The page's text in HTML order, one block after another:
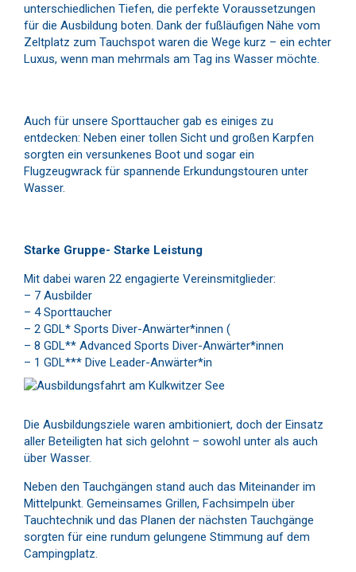
unterschiedlichen Tiefen, die perfekte Voraussetzungen
für die Ausbildung boten. Dank der fußläufigen Nähe vom
Zeltplatz zum Tauchspot waren die Wege kurz – ein echter
Luxus, wenn man mehrmals am Tag ins Wasser möchte.
Auch für unsere Sporttaucher gab es einiges zu
entdecken: Neben einer tollen Sicht und großen Karpfen
sorgten ein versunkenes Boot und sogar ein
Flugzeugwrack für spannende Erkundungstouren unter
Wasser.
Starke Gruppe- Starke Leistung
Mit dabei waren 22 engagierte Vereinsmitglieder:
– 7 Ausbilder
– 4 Sporttaucher
– 2 GDL* Sports Diver-Anwärter*innen (
– 8 GDL** Advanced Sports Diver-Anwärter*innen
– 1 GDL*** Dive Leader-Anwärter*in
Die Ausbildungsziele waren ambitioniert, doch der Einsatz
aller Beteiligten hat sich gelohnt – sowohl unter als auch
über Wasser.
Neben den Tauchgängen stand auch das Miteinander im
Mittelpunkt. Gemeinsames Grillen, Fachsimpeln über
Tauchtechnik und das Planen der nächsten Tauchgänge
sorgten für eine rundum gelungene Stimmung auf dem
Campingplatz.